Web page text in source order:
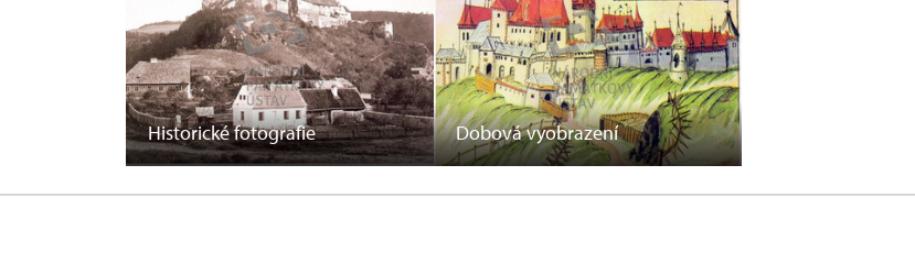
Historické fotografie Dobová vyobrazení